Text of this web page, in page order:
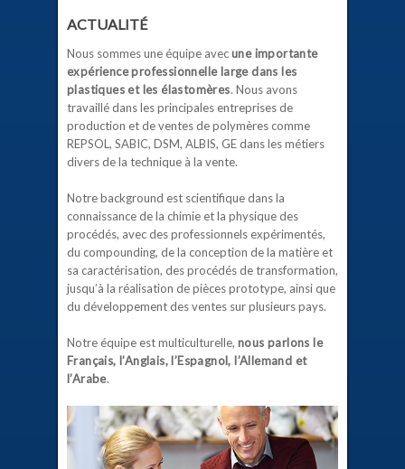
ACTUALITÉ
Nous sommes une équipe avecune importante
expérience professionnelle large dans les
plastiques et les élastomères. Nous avons
travaillé dans les principales entreprises de
production et de ventes de polymères comme
REPSOL, SABIC, DSM, ALBIS, GE dans les métiers
divers de la technique à la vente.
Notre background est scientifique dans la
connaissance de la chimie et la physique des
procédés, avec des professionnels expérimentés,
du compounding, de la conception de la matière et
sa caractérisation, des procédés de transformation,
jusqu’à la réalisation de pièces prototype, ainsi que
du développement des ventes sur plusieurs pays.
Notre équipe est multiculturelle, nous parlons le
Français, l’Anglais, l’Espagnol, l’Allemand et
l’Arabe.